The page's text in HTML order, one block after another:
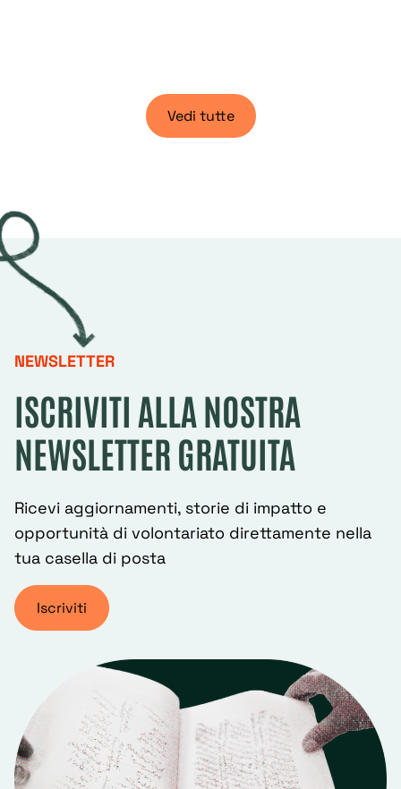
Vedi tutte
NEWSLETTER
ISCRIVITI ALLA NOSTRA
NEWSLETTER GRATUITA
Ricevi aggiornamenti, storie di impatto e
opportunità di volontariato direttamente nella
tua casella di posta
Iscriviti